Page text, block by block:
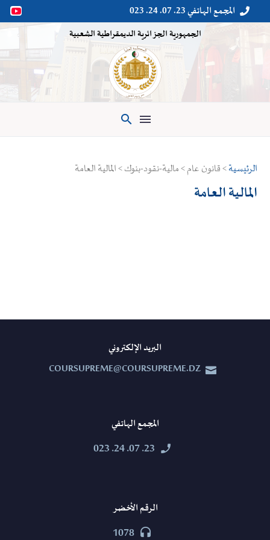

 المجمع الهاتفي 23. 07. 24. 023
الجمهورية الجزائرية الديمقراطية الشعبية

الرئيسية> قانون عام > مالية-نقود-بنوك > المالية العامة
المالية العامة
البريد الإلكتروني


COURSUPREME@COURSUPREME.DZ
المجمع الهاتفي


23. 07. 24. 023
الرقم الأخضر


1078